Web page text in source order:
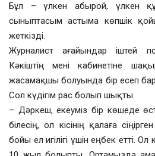
Бұл – үлкен абырой, үлкен
сыныптасым астыма көпшік
жеткізді.
Журналист ағайындар іштей
Кәкіштің мені кабинетіне
жасамақшы болуында бір есеп
Сол күдігім рас болып шықты.
– Дәркеш, екеуміз бір көшеде
білесің, ол кісінің қалаға
бойы ел игілігі үшін еңбек етті. Ол